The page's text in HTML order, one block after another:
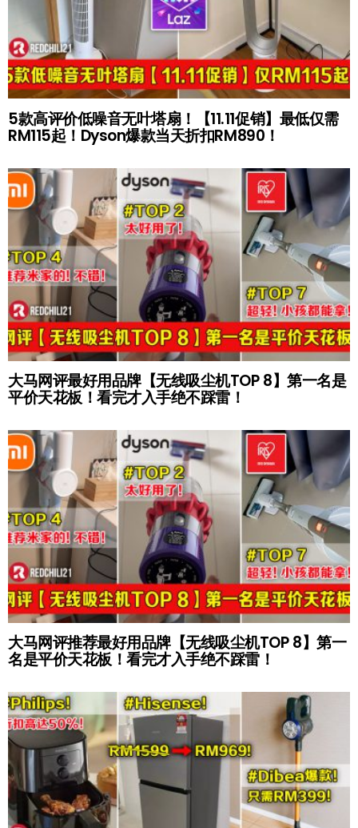
5款高评价低噪音无叶塔扇！【11.11促销】最低仅需
RM115起！Dyson爆款当天折扣RM890！
大马网评最好用品牌【无线吸尘机TOP 8】第一名是
平价天花板！看完才入手绝不踩雷！
大马网评推荐最好用品牌【无线吸尘机TOP 8】第一
名是平价天花板！看完才入手绝不踩雷！